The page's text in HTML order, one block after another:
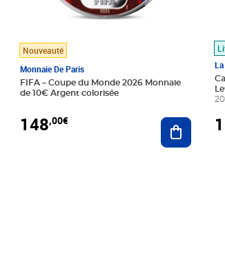
au panier
Nouveauté
Monnaie De Paris
FIFA – Coupe du Monde 2026 Monnaie
de 10€ Argent colorisée
148,00€ Ajouter